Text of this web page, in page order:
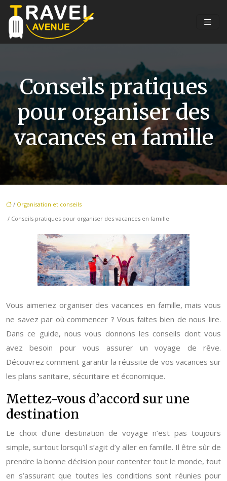
Conseils pratiques
pour organiser des
vacances en famille
/ Organisation et conseils
/ Conseils pratiques pour organiser des vacances en famille
Vous aimeriez organiser des vacances en famille, mais vous
ne savez par où commencer ? Vous faites bien de nous lire.
Dans ce guide, nous vous donnons les conseils dont vous
avez besoin pour vous assurer un voyage de rêve.
Découvrez comment garantir la réussite de vos vacances sur
les plans sanitaire, sécuritaire et économique.
Mettez-vous d’accord sur une
destination
Le choix d’une destination de voyage n’est pas toujours
simple, surtout lorsqu’il s’agit d’y aller en famille. Il être sûr de
prendre la bonne décision pour contenter tout le monde, tout
en s’assurant que toutes les conditions sont réunies pour